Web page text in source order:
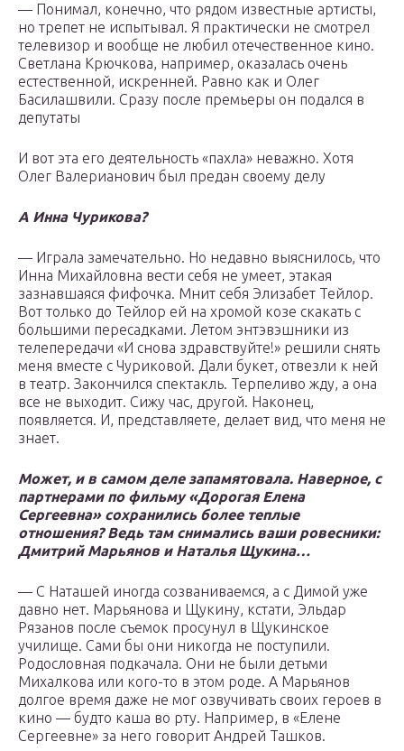
— Понимал, конечно, что рядом известные артисты,
но трепет не испытывал. Я практически не смотрел
телевизор и вообще не любил отечественное кино.
Светлана Крючкова, например, оказалась очень
естественной, искренней. Равно как и Олег
Басилашвили. Сразу после премьеры он подался в
депутаты
И вот эта его деятельность «пахла» неважно. Хотя
Олег Валерианович был предан своему делу
А Инна Чурикова?
— Играла замечательно. Но недавно выяснилось, что
Инна Михайловна вести себя не умеет, этакая
зазнавшаяся фифочка. Мнит себя Элизабет Тейлор.
Вот только до Тейлор ей на хромой козе скакать с
большими пересадками. Летом энтэвэшники из
телепередачи «И снова здравствуйте!» решили снять
меня вместе с Чуриковой. Дали букет, отвезли к ней
в театр. Закончился спектакль. Терпеливо жду, а она
все не выходит. Сижу час, другой. Наконец,
появляется. И, представляете, делает вид, что меня не
знает.
Может, и в самом деле запамятовала. Наверное, с
партнерами по фильму «Дорогая Елена
Сергеевна» сохранились более теплые
отношения? Ведь там снимались ваши ровесники:
Дмитрий Марьянов и Наталья Щукина…
— С Наташей иногда созваниваемся, а с Димой уже
давно нет. Марьянова и Щукину, кстати, Эльдар
Рязанов после съемок просунул в Щукинское
училище. Сами бы они никогда не поступили.
Родословная подкачала. Они не были детьми
Михалкова или кого-то в этом роде. А Марьянов
долгое время даже не мог озвучивать своих героев в
кино — будто каша во рту. Например, в «Елене
Сергеевне» за него говорит Андрей Ташков.